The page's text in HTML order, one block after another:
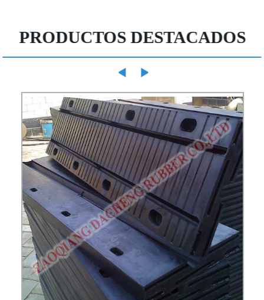
PRODUCTOS DESTACADOS